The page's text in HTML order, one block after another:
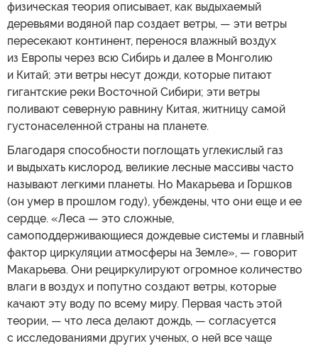
физическая теория описывает, как выдыхаемый
деревьями водяной пар создает ветры, — эти ветры
пересекают континент, перенося влажный воздух
из Европы через всю Сибирь и далее в Монголию
и Китай; эти ветры несут дожди, которые питают
гигантские реки Восточной Сибири; эти ветры
поливают северную равнину Китая, житницу самой
густонаселенной страны на планете.
Благодаря способности поглощать углекислый газ
и выдыхать кислород, великие лесные массивы часто
называют легкими планеты. Но Макарьева и Горшков
(он умер в прошлом году), убеждены, что они еще и ее
сердце. «Леса — это сложные,
самоподдерживающиеся дождевые системы и главный
фактор циркуляции атмосферы на Земле», — говорит
Макарьева. Они рециркулируют огромное количество
влаги в воздух и попутно создают ветры, которые
качают эту воду по всему миру. Первая часть этой
теории, — что леса делают дождь, — согласуется
с исследованиями других ученых, о ней все чаще